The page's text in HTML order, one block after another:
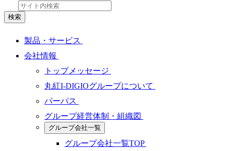
検索
製品・サービス
会社情報
トップメッセージ
丸紅I-DIGIOグループについて
パーパス
グループ経営体制・組織図
グループ会社一覧
グループ会社一覧TOP